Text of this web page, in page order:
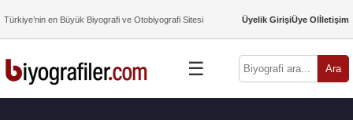
Türkiye’nin en Büyük Biyografi ve Otobiyografi Sitesi Üyelik GirişiÜye Olİletişim
☰ Ara